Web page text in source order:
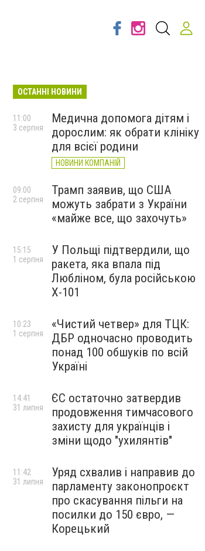
ОСТАННІ НОВИНИ
Медична допомога дітям і
дорослим: як обрати клініку
для всієї родини
НОВИНИ КОМПАНІЙ
11:00
3 серпня
Трамп заявив, що США
можуть забрати з України
«майже все, що захочуть»
09:00
2 серпня
У Польщі підтвердили, що
ракета, яка впала під
Любліном, була російською
Х-101
15:15
1 серпня
«Чистий четвер» для ТЦК:
ДБР одночасно проводить
понад 100 обшуків по всій
Україні
10:23
1 серпня
ЄС остаточно затвердив
продовження тимчасового
захисту для українців і
зміни щодо "ухилянтів"
14:41
31 липня
Уряд схвалив і направив до
парламенту законопроєкт
про скасування пільги на
посилки до 150 євро, —
Корецький
11:42
31 липня